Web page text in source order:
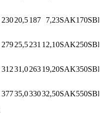
23020,5187 7,23SAK170SBP
27925,5231 12,10SAK250SBP
31231,026319,20SAK350SBP
37735,033032,50SAK550SBP